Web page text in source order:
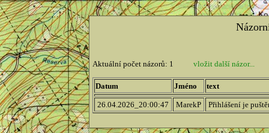
Aktuální počet názorů: 1 vložit další názor...
Datum Jméno text
26.04.2026_20:00:47 MarekP Přihlášení je